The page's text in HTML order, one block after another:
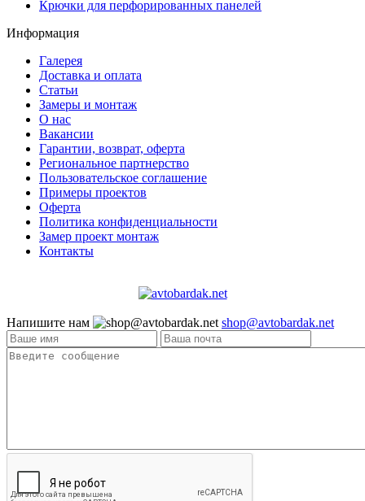
Крючки для перфорированных панелей
Информация
Галерея
Доставка и оплата
Статьи
Замеры и монтаж
О нас
Вакансии
Гарантии, возврат, оферта
Региональное партнерство
Пользовательское соглашение
Примеры проектов
Оферта
Политика конфиденциальности
Замер проект монтаж
Контакты
Напишите нам shop@avtobardak.net